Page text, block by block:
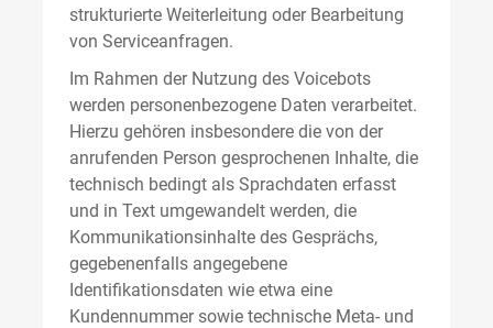
strukturierte Weiterleitung oder Bearbeitung
von Serviceanfragen.
Im Rahmen der Nutzung des Voicebots
werden personenbezogene Daten verarbeitet.
Hierzu gehören insbesondere die von der
anrufenden Person gesprochenen Inhalte, die
technisch bedingt als Sprachdaten erfasst
und in Text umgewandelt werden, die
Kommunikationsinhalte des Gesprächs,
gegebenenfalls angegebene
Identifikationsdaten wie etwa eine
Kundennummer sowie technische Meta- und